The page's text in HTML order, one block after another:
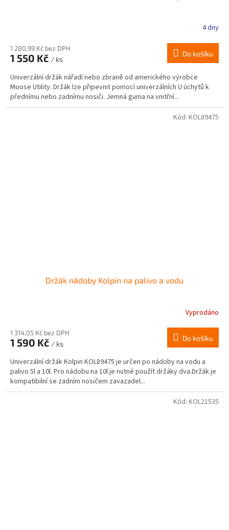
4 dny
1 280,99 Kč bez DPH
1 550 Kč / ks
Do košíku
Univerzální držák nářadí nebo zbraně od amerického výrobce
Moose Utility. Držák lze připevnit pomocí univerzálních U úchytů k
přednímu nebo zadnímu nosiči. Jemná guma na vnitřní...
Držák nádoby Kolpin na palivo a vodu
Vyprodáno
1 314,05 Kč bez DPH
1 590 Kč / ks
Do košíku
Univerzální držák Kolpin KOL89475 je určen po nádoby na vodu a
palivo 5l a 10l. Pro nádobu na 10l je nutné použít držáky dva.Držák je
kompatibilní se zadním nosičem zavazadel...
Kód: KOL89475
Kód: KOL21535